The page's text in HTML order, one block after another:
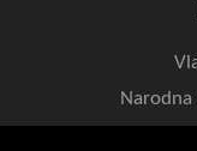
Narodna